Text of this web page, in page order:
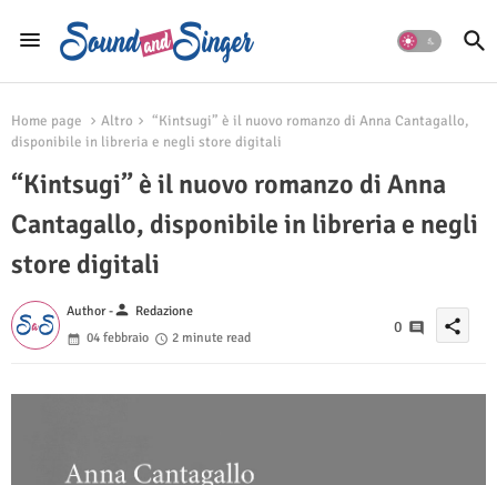
Home page Altro
“Kintsugi” è il nuovo romanzo di Anna Cantagallo,
disponibile in libreria e negli store digitali
“Kintsugi” è il nuovo romanzo di Anna
Cantagallo, disponibile in libreria e negli
store digitali
Author -person Redazione
04 febbraio
2 minute read
0 share